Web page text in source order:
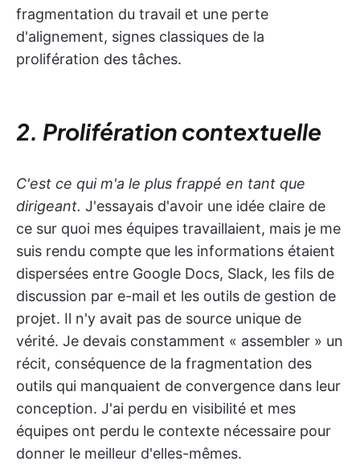
fragmentation du travail et une perte
d'alignement, signes classiques de la
prolifération des tâches.
2. Prolifération contextuelle
C'est ce qui m'a le plus frappé en tant que
dirigeant. J'essayais d'avoir une idée claire de
ce sur quoi mes équipes travaillaient, mais je me
suis rendu compte que les informations étaient
dispersées entre Google Docs, Slack, les fils de
discussion par e-mail et les outils de gestion de
projet. Il n'y avait pas de source unique de
vérité. Je devais constamment « assembler » un
récit, conséquence de la fragmentation des
outils qui manquaient de convergence dans leur
conception. J'ai perdu en visibilité et mes
équipes ont perdu le contexte nécessaire pour
donner le meilleur d'elles-mêmes.